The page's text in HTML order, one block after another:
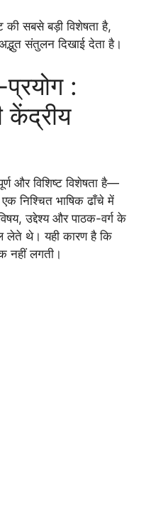
की सबसे बड़ी विशेषता है,
संतुलन दिखाई देता है।
:
केंद्रीय
और विशिष्ट विशेषता है—
निश्चित भाषिक ढाँचे में
उद्देश्य और पाठक-वर्ग के
लेते थे। यही कारण है कि
नहीं लगती।